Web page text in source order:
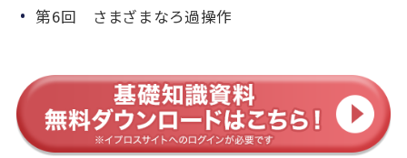
第6回 さまざまなろ過操作